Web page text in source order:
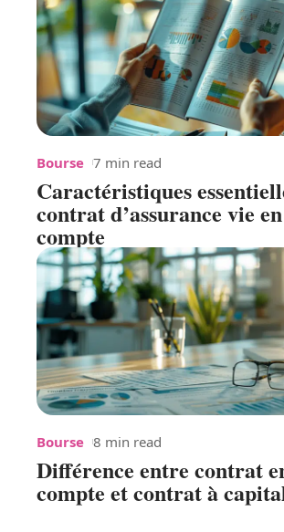
Bourse 7 min read
Caractéristiques
contrat d’assurance vie
compte
Bourse 8 min read
Différence entre contrat
compte et contrat à